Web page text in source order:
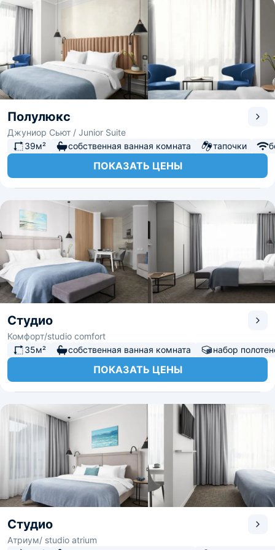
Полулюкс
Джуниор Сьют / Junior Suite
39м²
собственная ванная комната тапочки
ПОКАЗАТЬ ЦЕНЫ
Студио
Комфорт/studio comfort
35м²
собственная ванная комната набор
ПОКАЗАТЬ ЦЕНЫ
Студио
Атриум/ studio atrium